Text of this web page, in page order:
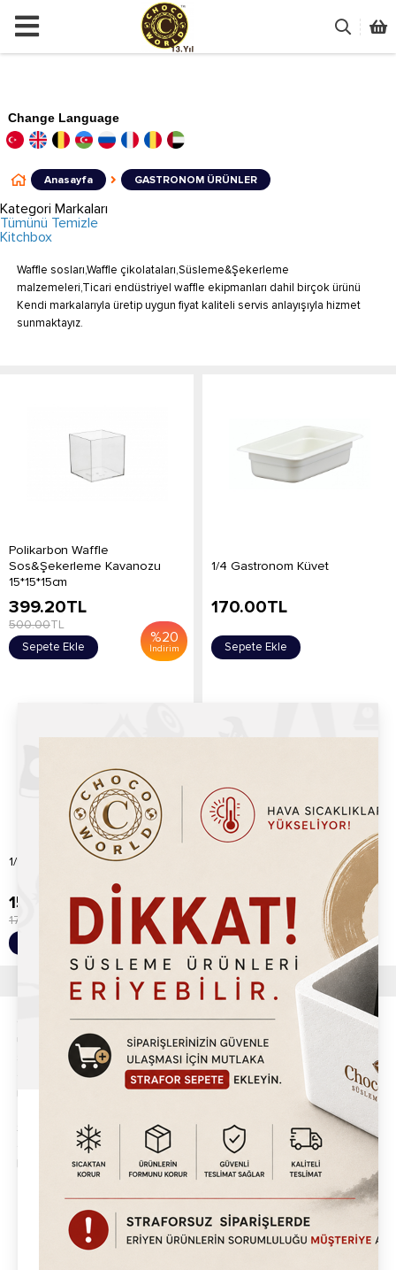
Change Language
Anasayfa GASTRONOM ÜRÜNLER
Kategori Markaları
Tümünü Temizle
Kitchbox
Waffle sosları,Waffle çikolataları,Süsleme&Şekerleme
malzemeleri,Ticari endüstriyel waffle ekipmanları dahil birçok ürünü
Kendi markalarıyla üretip uygun fiyat kaliteli servis anlayışıyla hizmet
sunmaktayız.
Polikarbon Waffle
Sos&Şekerleme Kavanozu
15*15*15cm
%20
İndirim
399.20TL
500.00TL
Sepete Ekle
1/4 Gastronom Küvet
170.00TL
Sepete Ekle
1/9 Gastronom Küvet
%
İndirim
150.00 TL
170.00
Sepete Ekle
170.00TL
Sepete Ekle
Chocoworld grubu alt markalarıyla birlikte ürünlerini kendi fabirkasında
üretir. Ürünlerimizin tamamı depolarımızda stoklu olarak size
sunulmaktadır. Profesyonel satış temsilcilerimiz ve depo operasyon
ekibimiz, saat 15:00'e kadar verilen siparişlerinizi en geç 24 saat
içerisinde kargoya verilerek tarafınıza sevkiyatlar sağlanmaktadır.
Türkiye'nin en büyük Waffle çikolataları,Waffle Makineleri,Waffle
Sosları,Süsleme Malzemeleri alanında 500'den fazla ürünü kendi
ekosisteminde barındıran Chocoworld, Türkiye başta olmak üzere
Dünya'nın 35'den fazla ülkesine ihracat yapmaktadır.
Sosyal Medya`da Takip Et